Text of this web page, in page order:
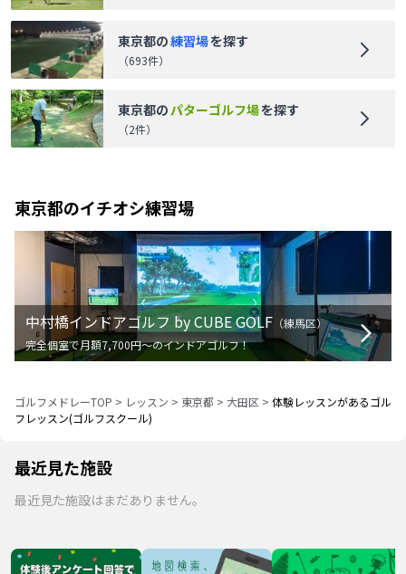
東京都の練習場を探す
（693件）
東京都のパターゴルフ場を探す
（2件）
東京都のイチオシ練習場
中村橋インドアゴルフ by CUBE GOLF （練馬区）
完全個室で月額7,700円〜のインドアゴルフ！
ゴルフメドレーTOP > レッスン > 東京都 > 大田区 > 体験レッスンがあるゴル
フレッスン(ゴルフスクール)
最近見た施設
最近見た施設はまだありません。